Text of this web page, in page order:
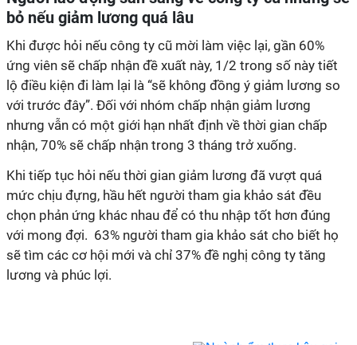
bỏ nếu giảm lương quá lâu
Khi được hỏi nếu công ty cũ mời làm việc lại, gần 60%
ứng viên sẽ chấp nhận đề xuất này, 1/2 trong số này tiết
lộ điều kiện đi làm lại là “sẽ không đồng ý giảm lương so
với trước đây”. Đối với nhóm chấp nhận giảm lương
nhưng vẫn có một giới hạn nhất định về thời gian chấp
nhận, 70% sẽ chấp nhận trong 3 tháng trở xuống.
Khi tiếp tục hỏi nếu thời gian giảm lương đã vượt quá
mức chịu đựng, hầu hết người tham gia khảo sát đều
chọn phản ứng khác nhau để có thu nhập tốt hơn đúng
với mong đợi. 63% người tham gia khảo sát cho biết họ
sẽ tìm các cơ hội mới và chỉ 37% đề nghị công ty tăng
lương và phúc lợi.